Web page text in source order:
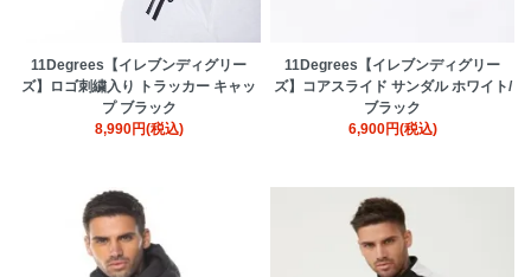
11Degrees【イレブンディグリー
ズ】ロゴ刺繍入り トラッカー キャッ
プ ブラック
8,990円(税込)
11Degrees【イレブンディグリー
ズ】コアスライド サンダル ホワイト/
ブラック
6,900円(税込)